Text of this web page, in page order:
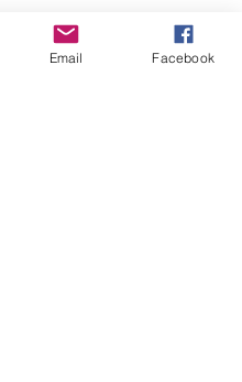
Email Facebook